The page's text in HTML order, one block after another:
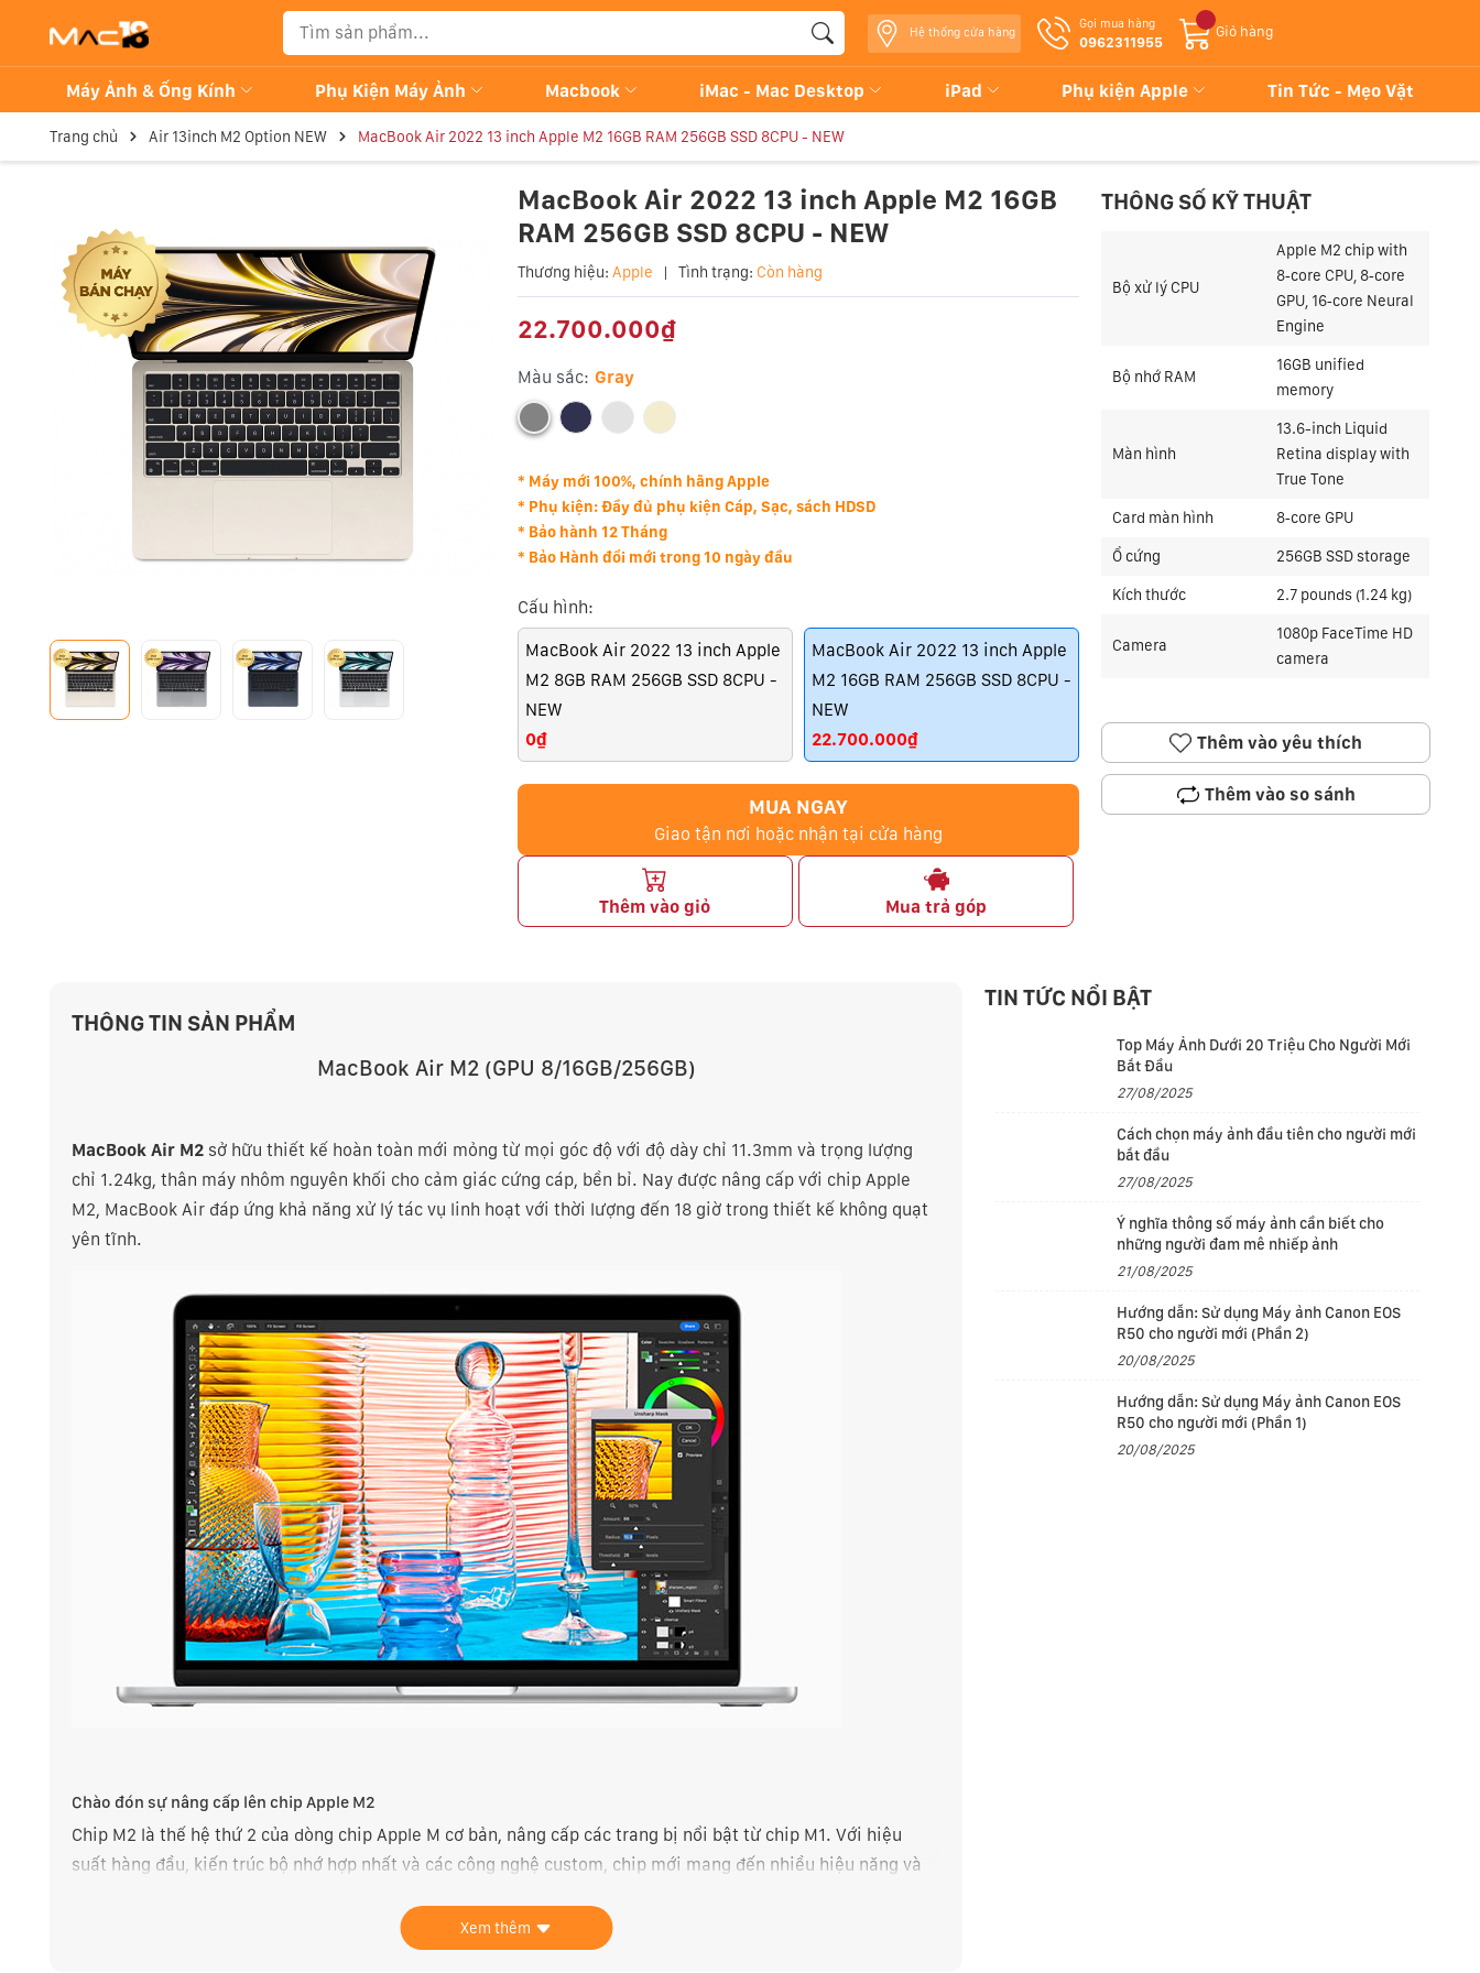
Hệ thống cửa hàng
Gọi mua hàng
0962311955
Giỏ hàng
Máy Ảnh & Ống Kính Phụ Kiện Máy Ảnh Macbook iMac - Mac Desktop iPad Phụ kiện Apple Tin Tức - Mẹo Vặt
Trang chủ Air 13inch M2 Option NEW MacBook Air 2022 13 inch Apple M2 16GB RAM 256GB SSD 8CPU - NEW
MacBook Air 2022 13 inch Apple M2 16GB
RAM 256GB SSD 8CPU - NEW
Thương hiệu: Apple | Tình trạng: Còn hàng
22.700.000₫
Màu sắc: Gray
* Máy mới 100%, chính hãng Apple
* Phụ kiện: Đầy đủ phụ kiện Cáp, Sạc, sách HDSD
* Bảo hành 12 Tháng
* Bảo Hành đổi mới trong 10 ngày đầu
Cấu hình:
MacBook Air 2022 13 inch Apple
M2 8GB RAM 256GB SSD 8CPU -
NEW
0₫
MacBook Air 2022 13 inch Apple
M2 16GB RAM 256GB SSD 8CPU -
NEW
22.700.000₫
MUA NGAY
Giao tận nơi hoặc nhận tại cửa hàng
Thêm vào giỏ Mua trả góp
THÔNG SỐ KỸ THUẬT
Bộ xử lý CPU
Apple M2 chip with
8‑core CPU, 8‑core
GPU, 16‑core Neural
Engine
Bộ nhớ RAM
16GB unified
memory
Màn hình
13.6-inch Liquid
Retina display with
True Tone
Card màn hình 8‑core GPU
Ổ cứng 256GB SSD storage
Kích thước 2.7 pounds (1.24 kg)
Camera
1080p FaceTime HD
camera
Thêm vào yêu thích
Thêm vào so sánh
THÔNG TIN SẢN PHẨM
MacBook Air M2(GPU 8/16GB/256GB)
MacBook Air M2 sở hữu thiết kế hoàn toàn mới mỏng từ mọi góc độ với độ dày chỉ 11.3mm và trọng lượng
chỉ 1.24kg, thân máy nhôm nguyên khối cho cảm giác cứng cáp, bền bỉ. Nay được nâng cấp với chip Apple
M2, MacBook Air đáp ứng khả năng xử lý tác vụ linh hoạt với thời lượng đến 18 giờ trong thiết kế không quạt
yên tĩnh.
Chào đón sự nâng cấp lên chip Apple M2
Chip M2 là thế hệ thứ 2 của dòng chip Apple M cơ bản, nâng cấp các trang bị nổi bật từ chip M1. Với hiệu
suất hàng đầu, kiến trúc bộ nhớ hợp nhất và các công nghệ custom, chip mới mang đến nhiều hiệu năng và
Xem thêm
TIN TỨC NỔI BẬT
Top Máy Ảnh Dưới 20 Triệu Cho Người Mới
Bắt Đầu
27/08/2025
Cách chọn máy ảnh đầu tiên cho người mới
bắt đầu
27/08/2025
Ý nghĩa thông số máy ảnh cần biết cho
những người đam mê nhiếp ảnh
21/08/2025
Hướng dẫn: Sử dụng Máy ảnh Canon EOS
R50 cho người mới (Phần 2)
20/08/2025
Hướng dẫn: Sử dụng Máy ảnh Canon EOS
R50 cho người mới (Phần 1)
20/08/2025